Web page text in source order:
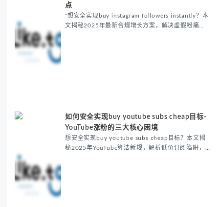
点
"想安全实现buy instagram followers instantly？本
文揭秘2025年最新合规增长方案，解决虚假粉痛
如何安全实现buy youtube subs cheap目标-
YouTube涨粉的三大核心困境
想安全实现buy youtube subs cheap目标？本文揭
秘2025年YouTube算法新规，解析低价订阅陷阱，